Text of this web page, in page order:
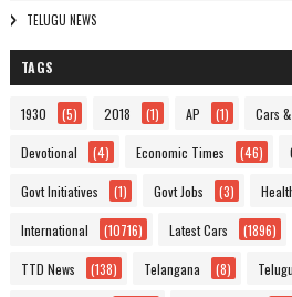
TELUGU NEWS
TAGS
1930 (5) 2018 (1) AP (1) Cars
Devotional (4) Economic Times (46)
Govt Initiatives (1) Govt Jobs (3)
International (10716) Latest Cars (1896)
TTD News (138) Telangana (8) Telugu